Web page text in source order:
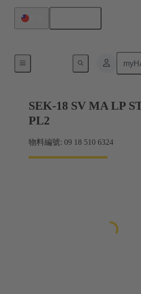
電路板連接器
SEK-18 SV MA LP
PL2
物料編號: 09 18 510 6324